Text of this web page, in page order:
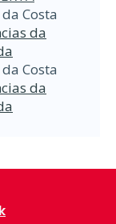
Costa
da
Costa
da